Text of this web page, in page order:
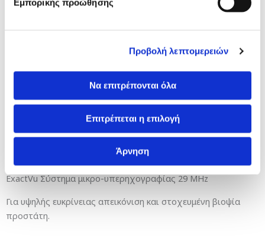
Εμπορικής προώθησης
Προβολή λεπτομερειών
Να επιτρέπονται όλα
Επιτρέπεται η επιλογή
Άρνηση
1 3D λαπαροσκοπικός της Karl Storz
1 πύργος της Arthrex
1 πύργος της Stryker
Ψηφιακό Σύστημα
1 σύγχρονο ψηφιακό σύστημα: NAV3i της Stryker
ExactVu Σύστημα μικρο-υπερηχογραφίας 29 MHz
Για υψηλής ευκρίνειας απεικόνιση και στοχευμένη βιοψία
προστάτη.